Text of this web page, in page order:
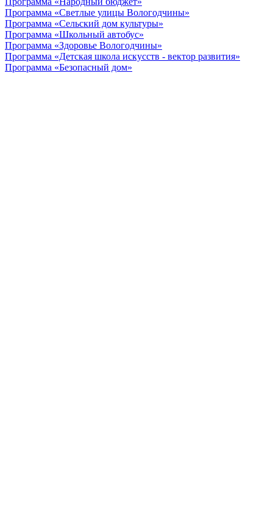
Программа «Светлые улицы Вологодчины»
Программа «Сельский дом культуры»
Программа «Школьный автобус»
Программа «Здоровье Вологодчины»
Программа «Детская школа искусств - вектор развития»
Программа «Безопасный дом»